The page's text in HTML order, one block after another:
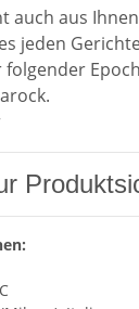
auch aus
jeden